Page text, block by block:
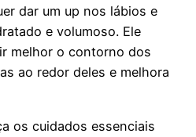
dar um up nos lábios e
e volumoso. Ele
melhor o contorno dos
ao redor deles e melhora
os cuidados essenciais